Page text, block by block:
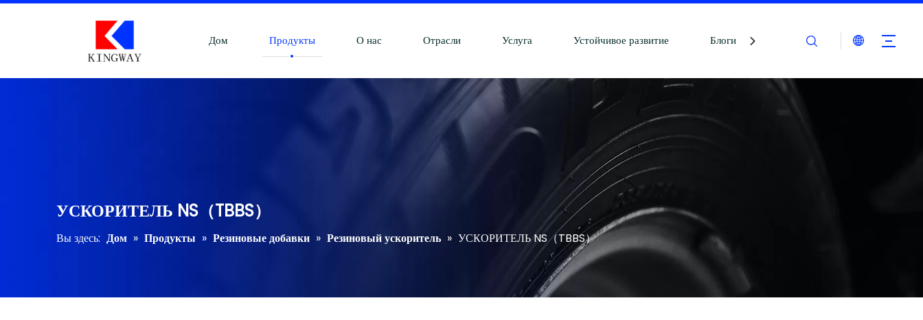
Дом Продукты О нас Отрасли Услуга Устойчивое развитие Блоги Связаться с нами
УСКОРИТЕЛЬ NS（TBBS）
Вы здесь: Дом » Продукты » Резиновые добавки » Резиновый ускоритель » УСКОРИТЕЛЬ NS（TBBS）